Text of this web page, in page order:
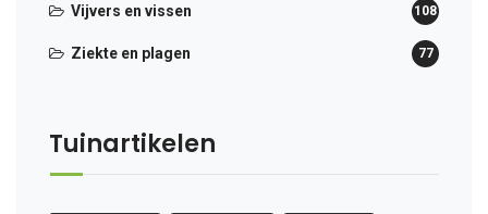
Vijvers en vissen 108
Ziekte en plagen 77
Tuinartikelen